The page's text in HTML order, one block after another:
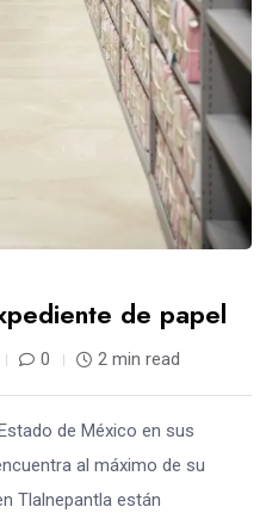
de papel
0 2 min read
de México en sus
al máximo de su
Tlalnepantla están